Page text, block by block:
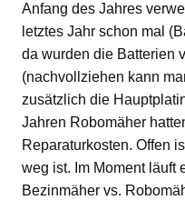
Anfang des Jahres
letztes Jahr schon mal
da wurden die Batterien
(nachvollziehen kann
zusätzlich die
Jahren Robomäher
Reparaturkosten. Offen
weg ist. Im Moment läuft
Bezinmäher vs.